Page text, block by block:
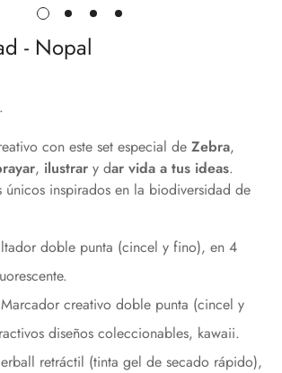
- Nopal
con este set especial de Zebra,
, ilustrar y dar vida a tus ideas.
únicos inspirados en la biodiversidad de
doble punta (cincel y fino), en 4
creativo doble punta (cincel y
diseños coleccionables, kawaii.
retráctil (tinta gel de secado rápido),